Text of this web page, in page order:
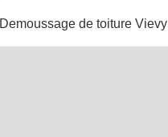
Demoussage de toiture Vievy